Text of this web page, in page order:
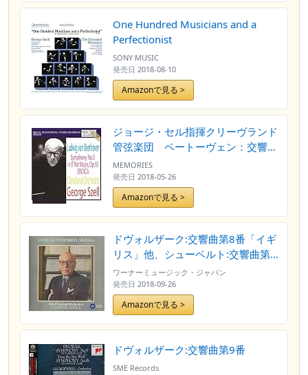
付] [Analog]
One Hundred Musicians and a
Perfectionist
SONY MUSIC
発売日 2018-08-10
Amazonで見る >
ジョージ・セル指揮クリーヴランド
管弦楽団 ベートーヴェン：交響曲
第3番「英雄」
MEMORIES
発売日 2018-05-26
Amazonで見る >
ドヴォルザーク:交響曲第8番「イギ
リス」他、シューベルト:交響曲第9
番「ザ・グレイト」
ワーナーミュージック・ジャパン
発売日 2018-09-26
Amazonで見る >
ドヴォルザーク:交響曲第9番
SME Records